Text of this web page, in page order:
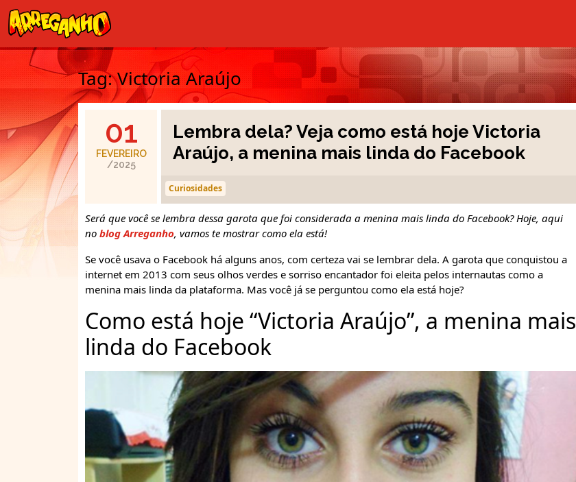
Tag:Victoria Araújo
01
FEVEREIRO
/2025
Lembra dela? Veja como está hoje Victoria
Araújo, a menina mais linda do Facebook
Curiosidades
Será que você se lembra dessa garota que foi considerada a menina mais linda do Facebook? Hoje, aqui
no blog Arreganho, vamos te mostrar como ela está!
Se você usava o Facebook há alguns anos, com certeza vai se lembrar dela. A garota que conquistou a
internet em 2013 com seus olhos verdes e sorriso encantador foi eleita pelos internautas como a
menina mais linda da plataforma. Mas você já se perguntou como ela está hoje?
Como está hoje “Victoria Araújo”, a menina mais
linda do Facebook